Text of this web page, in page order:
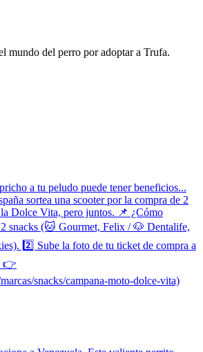
mundo del perro por adoptar a Trufa.
a tu peludo puede tener beneficios...
sortea una scooter por la compra de 2
Dolce Vita, pero juntos. 📌 ¿Cómo
snacks (🐱 Gourmet, Felix / 🐶 Dentalife,
2️⃣ Sube la foto de tu ticket de compra a
👉
snacks/campana-moto-dolce-vita)